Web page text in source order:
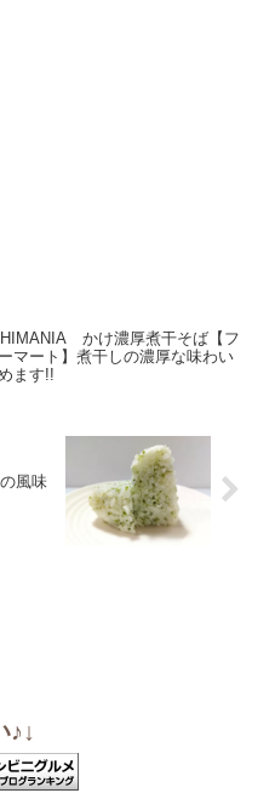
かけ濃厚煮干そば【フ
マート】煮干しの濃厚な味わい
ます!!
風味
♪↓